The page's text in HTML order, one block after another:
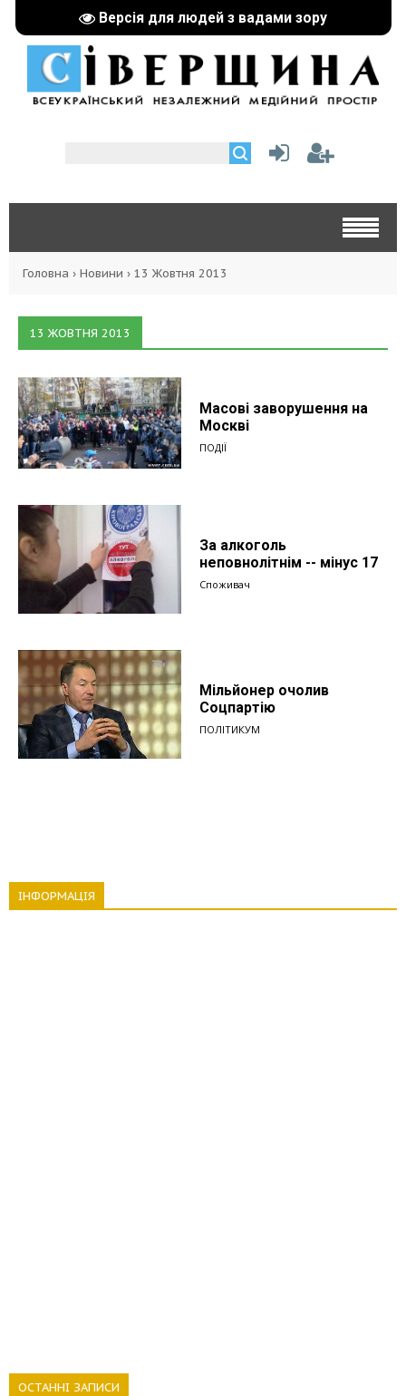
Версія для людей з вадами зору
Головна › Новини › 13 Жовтня 2013
13 ЖОВТНЯ 2013
Масові заворушення на
Москві
ПОДІЇ
За алкоголь
неповнолітнім -- мінус 17
Споживач
Мільйонер очолив
Соцпартію
ПОЛІТИКУМ
ІНФОРМАЦІЯ
ОСТАННІ ЗАПИСИ